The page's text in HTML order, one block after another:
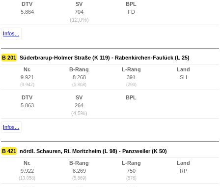
DTV
5.864
SV
704
(12,0%)
BPL
FD
Infos...
B 201 Süderbrarup-Holmer Straße (K 119) - Rabenkirchen-Faulück (L 25)
Nr.
9.921
(9.942)
B-Rang
8.268
(5.868)
L-Rang
391
(290)
Land
SH
DTV
5.863
SV
264
(4,5%)
BPL
Infos...
B 421 nördl. Schauren, Ri. Moritzheim (L 98) - Panzweiler (K 50)
Nr.
9.922
(13.058)
B-Rang
8.269
(5.869)
L-Rang
750
(576)
Land
RP